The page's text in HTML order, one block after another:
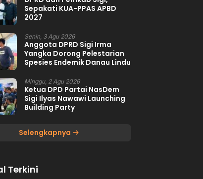
Sepakati KUA-PPAS APBD
2027
Senin, 3 Agu 2026
Anggota DPRD Sigi Irma
Yangka Dorong Pelestarian
Spesies Endemik Danau Lindu
Minggu, 2 Agu 2026
Ketua DPD Partai NasDem
Sigi Ilyas Nawawi Launching
Building Party
Selengkapnya
Terkini